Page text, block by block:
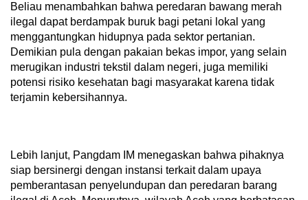
Beliau menambahkan bahwa peredaran bawang merah
ilegal dapat berdampak buruk bagi petani lokal yang
menggantungkan hidupnya pada sektor pertanian.
Demikian pula dengan pakaian bekas impor, yang selain
merugikan industri tekstil dalam negeri, juga memiliki
potensi risiko kesehatan bagi masyarakat karena tidak
terjamin kebersihannya.
Lebih lanjut, Pangdam IM menegaskan bahwa pihaknya
siap bersinergi dengan instansi terkait dalam upaya
pemberantasan penyelundupan dan peredaran barang